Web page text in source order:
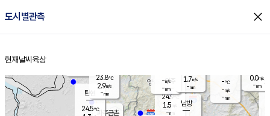
도시별관측 close
홈
현재날씨 육상
양주
24.9℃
1.5
-mm
파주금촌
-℃
-m/s
-mm
탄현
24.5℃
0.0m/s
-mm
남방
-m/s
-mm
23.8℃
2.9m/s
-mm
1.7m/s
-mm